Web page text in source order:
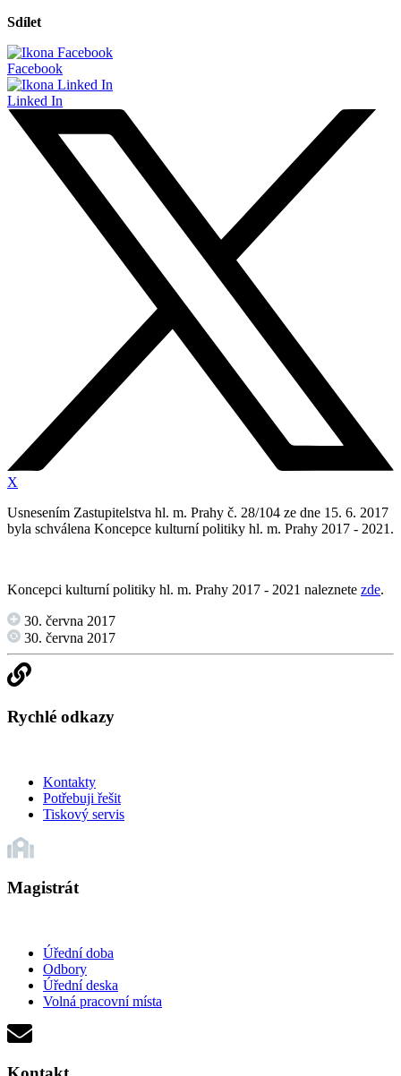
Sdílet
Facebook
Linked In
X
Usnesením Zastupitelstva hl. m. Prahy č. 28/104 ze dne 15. 6. 2017
byla schválena Koncepce kulturní politiky hl. m. Prahy 2017 - 2021.
Koncepci kulturní politiky hl. m. Prahy 2017 - 2021 naleznete zde.
30. června 2017
30. června 2017
Rychlé odkazy
Kontakty
Potřebuji řešit
Tiskový servis
Magistrát
Úřední doba
Odbory
Úřední deska
Volná pracovní místa